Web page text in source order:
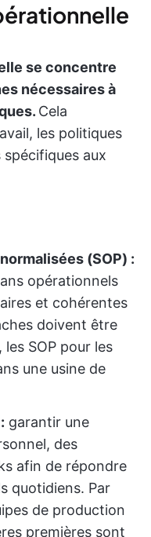
se concentre
nécessaires à
Cela
les politiques
aux
(SOP) :
opérationnels
et cohérentes
doivent être
SOP pour les
une usine de
garantir une
des
afin de répondre
quotidiens. Par
de production
premières sont